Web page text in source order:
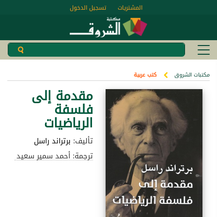
تسجيل الدخول المشتريات
مكتبات الشروق كتب عربية
مقدمة إلى
فلسفة
الرياضيات
تأليف: برتراند راسل
ترجمة: أحمد سمير سعيد